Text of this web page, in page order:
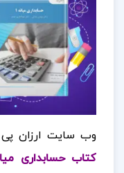
وب سایت ارزان
کتاب حسابداری میانه 1 مهدی